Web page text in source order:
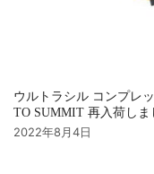
ウルトラシル コンプレ
TO SUMMIT 再入荷しま
2022年8月4日